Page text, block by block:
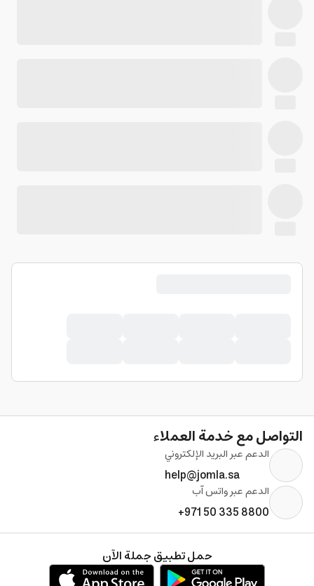
التواصل مع خدمة العملاء
الدعم عبر البريد الإلكتروني
help@jomla.sa
الدعم عبر واتس آب
+971 50 335 8800
حمل تطبيق جملة الآن